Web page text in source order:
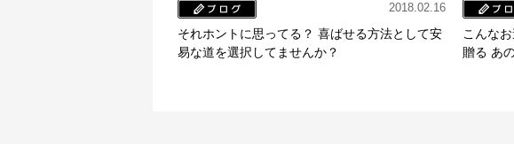
2018.02.16
それホントに思ってる？ 喜ばせる方法として安
易な道を選択してませんか？
こんな
贈る あ